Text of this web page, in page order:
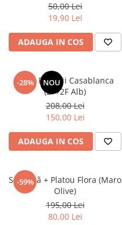
50,00 Lei
19,90 Lei
ADAUGA IN COS
-28% NOU
Set 4 Farfurii Casablanca
(2F+2F Alb)
208,00 Lei
150,00 Lei
ADAUGA IN COS
-59%
Set Vazã + Platou Flora (Maro
Olive)
195,00 Lei
80,00 Lei